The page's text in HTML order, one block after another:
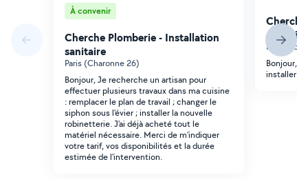
À convenir
Cherche Plomberie - Installation
sanitaire
Paris (Charonne 26)
Bonjour, Je recherche un artisan pour
effectuer plusieurs travaux dans ma cuisine
: remplacer le plan de travail ; changer le
siphon sous l'évier ; installer la nouvelle
robinetterie. J'ai déjà acheté tout le
matériel nécessaire. Merci de m'indiquer
votre tarif, vos disponibilités et la durée
estimée de l'intervention.
sanitaire
Paris
Bonjour,
installer